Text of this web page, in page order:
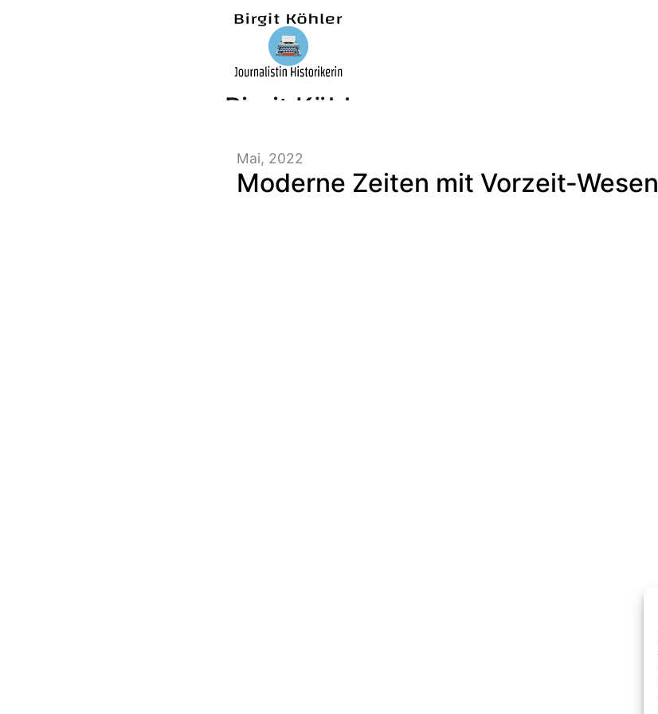
Birgit Köhler –
Journalistin/Historikerin/Autorin
Mai, 2022
Moderne Zeiten mit Vorzeit-Wesen